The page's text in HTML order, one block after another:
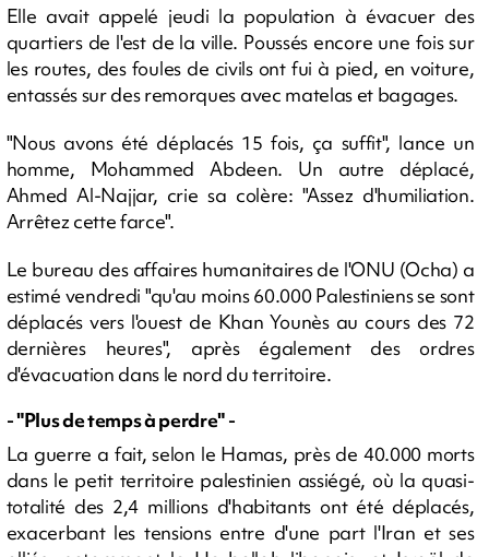
Elle avait appelé jeudi la population à évacuer des
quartiers de l'est de la ville. Poussés encore une fois sur
les routes, des foules de civils ont fui à pied, en voiture,
entassés sur des remorques avec matelas et bagages.
"Nous avons été déplacés 15 fois, ça suffit", lance un
homme, Mohammed Abdeen. Un autre déplacé,
Ahmed Al-Najjar, crie sa colère: "Assez d'humiliation.
Arrêtez cette farce".
Le bureau des affaires humanitaires de l'ONU (Ocha) a
estimé vendredi "qu'au moins 60.000 Palestiniens se sont
déplacés vers l'ouest de Khan Younès au cours des 72
dernières heures", après également des ordres
d'évacuation dans le nord du territoire.
- "Plus de temps à perdre" -
La guerre a fait, selon le Hamas, près de 40.000 morts
dans le petit territoire palestinien assiégé, où la quasi-
totalité des 2,4 millions d'habitants ont été déplacés,
exacerbant les tensions entre d'une part l'Iran et ses